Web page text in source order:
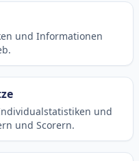
und Informationen
und
und Scorern.